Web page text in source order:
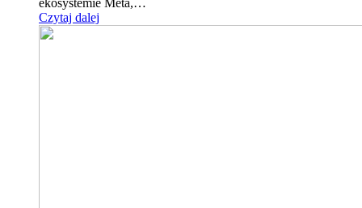
ekosystemie Meta,…
Czytaj dalej